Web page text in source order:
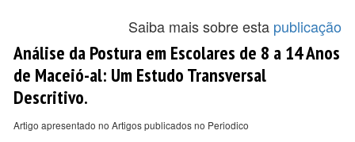
Saiba mais sobre esta publicação
Análise da Postura em Escolares de 8 a 14 Anos
de Maceió-al: Um Estudo Transversal
Descritivo.
Artigo apresentado no Artigos publicados no Periodico